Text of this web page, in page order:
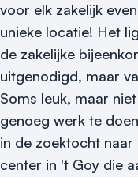
Locatiegids
Meld locatie
Nieuws
Reviews (5⭐️)
Contact
voor elk zakelijk
unieke locatie! Het
de zakelijke
uitgenodigd, maar
Soms leuk, maar
genoeg werk te
in de zoektocht naar
center in 't Goy die